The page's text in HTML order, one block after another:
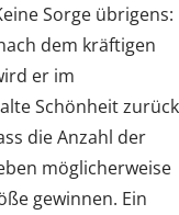
Sorge übrigens:
dem kräftigen
er im
Schönheit zurück
die Anzahl der
möglicherweise
gewinnen. Ein